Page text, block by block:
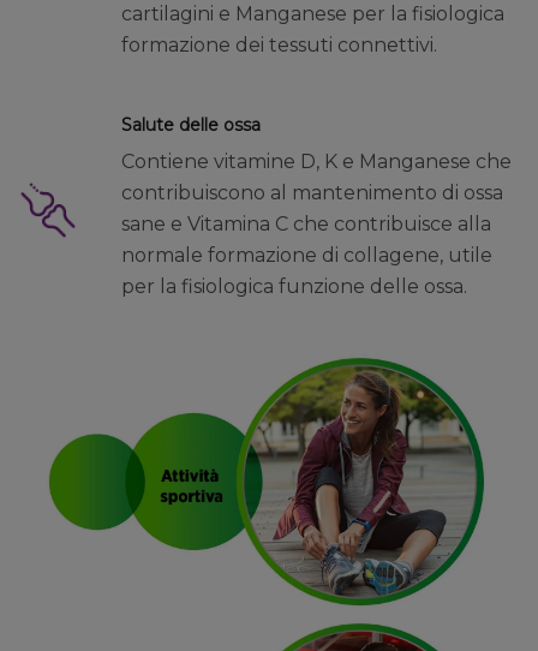
cartilagini e Manganese per la fisiologica
formazione dei tessuti connettivi.
Salute delle ossa
Contiene vitamine D, K e Manganese che
contribuiscono al mantenimento di ossa
sane e Vitamina C che contribuisce alla
normale formazione di collagene, utile
per la fisiologica funzione delle ossa.